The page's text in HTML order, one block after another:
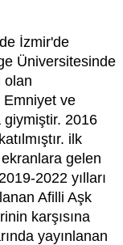
İzmir'de
Üniversitesinde
olan
Emniyet ve
giymiştir. 2016
ilk
gelen
2022 yılları
Afilli Aşk
karşısına
yayınlanan